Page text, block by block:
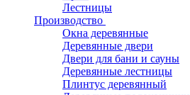
Лестницы
Производство
Окна деревянные
Деревянные двери
Двери для бани и сауны
Деревянные лестницы
Плинтус деревянный